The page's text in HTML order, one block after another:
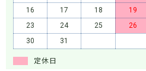
16
17 18 19
23
24 25 26
30
31
定休日